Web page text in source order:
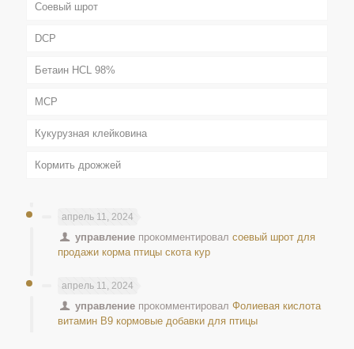
Соевый шрот
DCP
Бетаин HCL 98%
MCP
Кукурузная клейковина
Кормить дрожжей
апрель 11, 2024
управление прокомментировалсоевый шрот для
продажи корма птицы скота кур
апрель 11, 2024
управление прокомментировалФолиевая кислота
витамин B9 кормовые добавки для птицы